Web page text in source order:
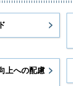
上への配慮